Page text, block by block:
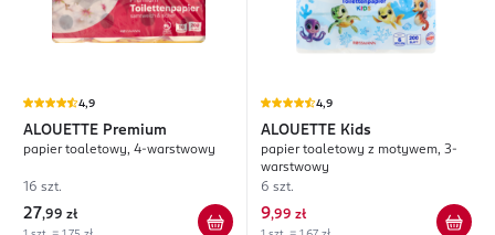
4,9
ALOUETTE Premium
papier toaletowy, 4-warstwowy
16 szt.
27,99 zł
4,9
ALOUETTE Kids
papier toaletowy z motywem, 3-
warstwowy
6 szt.
9,99 zł